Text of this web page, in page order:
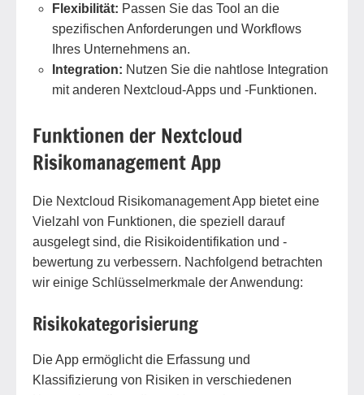
Flexibilität: Passen Sie das Tool an die
spezifischen Anforderungen und Workflows
Ihres Unternehmens an.
Integration: Nutzen Sie die nahtlose Integration
mit anderen Nextcloud-Apps und -Funktionen.
Funktionen der Nextcloud
Risikomanagement App
Die Nextcloud Risikomanagement App bietet eine
Vielzahl von Funktionen, die speziell darauf
ausgelegt sind, die Risikoidentifikation und -
bewertung zu verbessern. Nachfolgend betrachten
wir einige Schlüsselmerkmale der Anwendung:
Risikokategorisierung
Die App ermöglicht die Erfassung und
Klassifizierung von Risiken in verschiedenen